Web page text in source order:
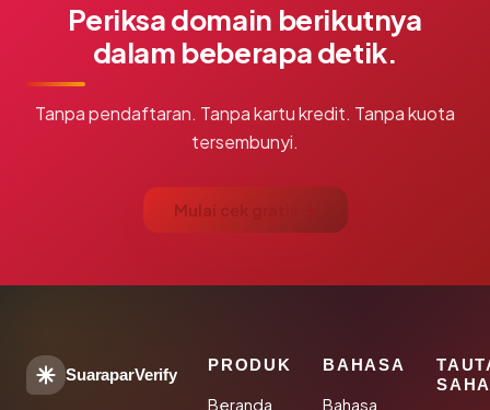
Periksa domain berikutnya
dalam beberapa detik.
Tanpa pendaftaran. Tanpa kartu kredit. Tanpa kuota
tersembunyi.
Mulai cek gratis →
SuaraparVerify
PRODUK
Beranda
BAHASA
Bahasa